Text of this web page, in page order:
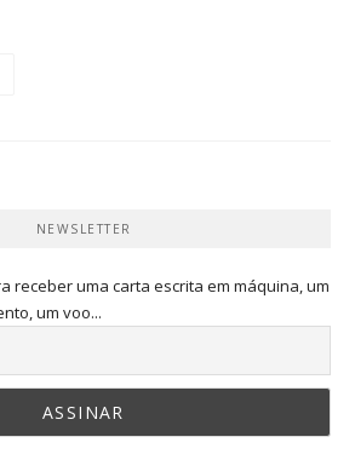
NEWSLETTER
receber uma carta escrita em máquina, um
um voo...